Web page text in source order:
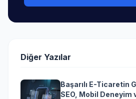
Diğer Yazılar
Başarılı E-Ticaretin
SEO, Mobil Deneyim